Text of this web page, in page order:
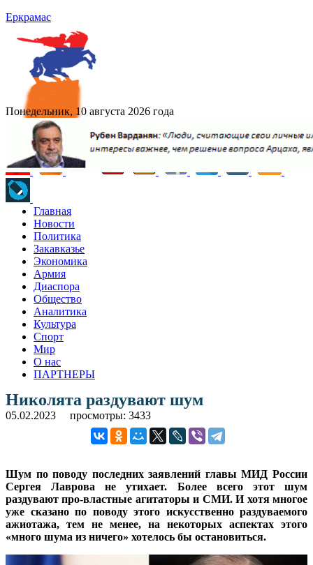
Еркрамас
Понедельник, 10 августа 2026 года
Главная
Новости
Политика
Закавказье
Экономика
Армия
Диаспора
Общество
Аналитика
Культура
Спорт
Мир
О нас
ПАРТНЕРЫ
Николята раздувают шум
05.02.2023 просмотры: 3433
Шум по поводу последних заявлений главы МИД России
Сергея Лаврова не утихает. Более всего этот шум
раздувают про-властные агитаторы и СМИ. И хотя многое
уже сказано по поводу этого искусственно раздуваемого
ажиотажа, тем не менее, на некоторых аспектах этого
«много шума из ничего» хотелось бы остановиться.